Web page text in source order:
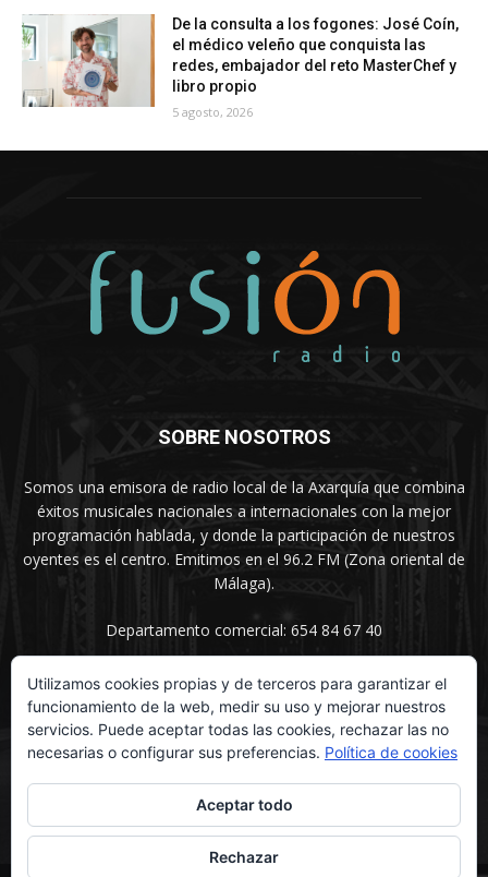
De la consulta a los fogones: José Coín,
el médico veleño que conquista las
redes, embajador del reto MasterChef y
libro propio
5 agosto, 2026
SOBRE NOSOTROS
Somos una emisora de radio local de la Axarquía que combina
éxitos musicales nacionales a internacionales con la mejor
programación hablada, y donde la participación de nuestros
oyentes es el centro. Emitimos en el 96.2 FM (Zona oriental de
Málaga).
Departamento comercial: 654 84 67 40
SÍGUENOS
Utilizamos cookies propias y de terceros para garantizar el
funcionamiento de la web, medir su uso y mejorar nuestros
servicios. Puede aceptar todas las cookies, rechazar las no
necesarias o configurar sus preferencias. Política de cookies
Aceptar todo
Rechazar